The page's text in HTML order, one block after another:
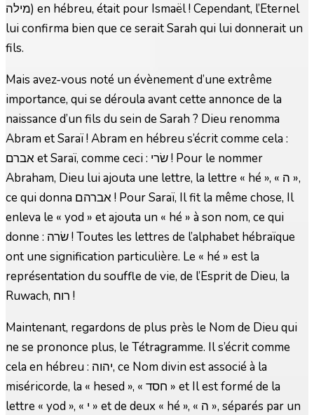
מילה) en hébreu, était pour Ismaël ! Cependant, l’Eternel
lui confirma bien que ce serait Sarah qui lui donnerait un
fils.
Mais avez-vous noté un évènement d’une extrême
importance, qui se déroula avant cette annonce de la
naissance d’un fils du sein de Sarah ? Dieu renomma
Abram et Saraï ! Abram en hébreu s’écrit comme cela :
אברם et Saraï, comme ceci : שׂרי ! Pour le nommer
Abraham, Dieu lui ajouta une lettre, la lettre « hé », « ה »,
ce qui donna אברהם ! Pour Saraï, Il fit la même chose, Il
enleva le « yod » et ajouta un « hé » à son nom, ce qui
donne : שׂרה ! Toutes les lettres de l’alphabet hébraïque
ont une signification particulière. Le « hé » est la
représentation du souffle de vie, de l’Esprit de Dieu, la
Ruwach, רוח !
Maintenant, regardons de plus près le Nom de Dieu qui
ne se prononce plus, le Tétragramme. Il s’écrit comme
cela en hébreu : יהוה, ce Nom divin est associé à la
miséricorde, la « hesed », « חסד » et Il est formé de la
lettre « yod », « י » et de deux « hé », « ה », séparés par un